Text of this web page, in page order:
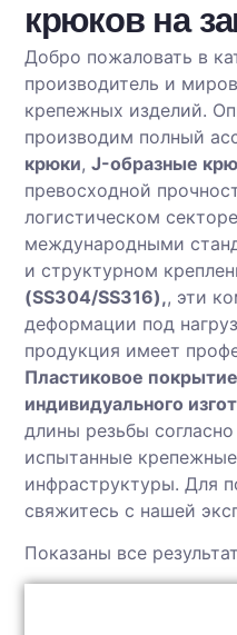
крюков на
Добро пожаловать в
производитель и
крепежных изделий.
производим полный
крюки, J-образные
превосходной
логистическом
международными
и структурном
(SS304/SS316),, эти
деформации под
продукция имеет
Пластиковое покрытие
индивидуального
длины резьбы
испытанные
инфраструктуры. Для
свяжитесь с нашей
Показаны все